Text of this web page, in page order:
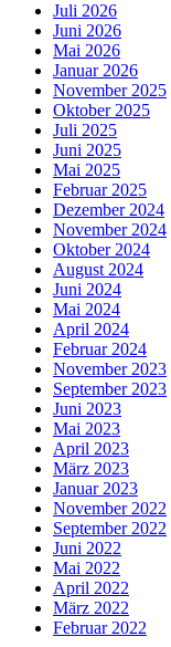
Juli 2026
Juni 2026
Mai 2026
Januar 2026
November 2025
Oktober 2025
Juli 2025
Juni 2025
Mai 2025
Februar 2025
Dezember 2024
November 2024
Oktober 2024
August 2024
Juni 2024
Mai 2024
April 2024
Februar 2024
November 2023
September 2023
Juni 2023
Mai 2023
April 2023
März 2023
Januar 2023
November 2022
September 2022
Juni 2022
Mai 2022
April 2022
März 2022
Februar 2022